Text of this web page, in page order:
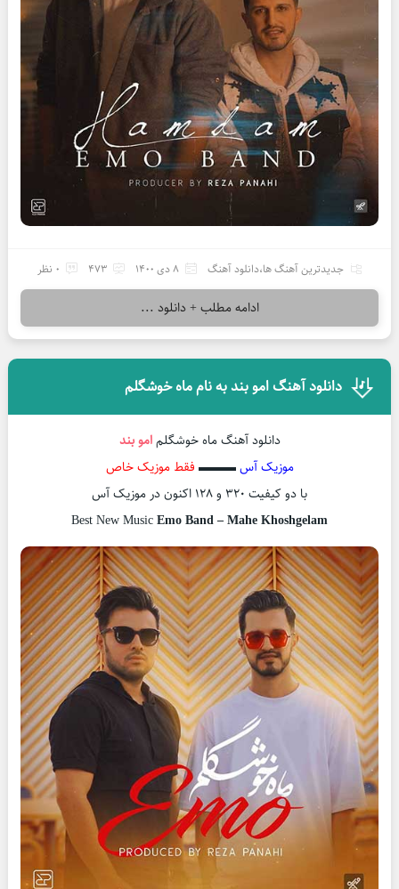
جدیدترین آهنگ ها،دانلود آهنگ 8 دی 1400 473 0 نظر
ادامه مطلب + دانلود ...
دانلود آهنگ امو بند به نام ماه خوشگلم
دانلود آهنگ ماه خوشگلمامو بند
موزیک آس▬▬▬ فقط موزیک خاص
با دو کیفیت ۳۲۰ و ۱۲۸ اکنون در موزیک آس
Best New MusicEmo Band – Mahe Khoshgelam